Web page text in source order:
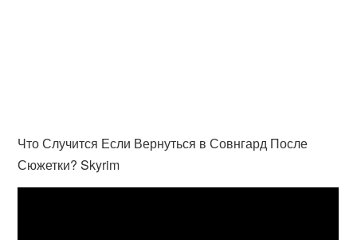
Что Случится Если Вернуться в Совнгард После
Сюжетки? Skyrim